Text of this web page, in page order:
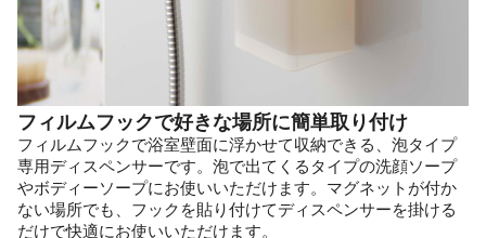
フィルムフックで好きな場所に簡単取り付け
フィルムフックで浴室壁面に浮かせて収納できる、泡タイプ
専用ディスペンサーです。泡で出てくるタイプの洗顔ソープ
やボディーソープにお使いいただけます。マグネットが付か
ない場所でも、フックを貼り付けてディスペンサーを掛ける
だけで快適にお使いいただけます。